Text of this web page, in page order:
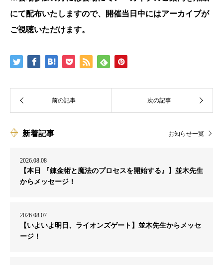
にて配布いたしますので、開催当日中にはアーカイブが
ご視聴いただけます。
新着記事 お知らせ一覧
2026.08.08
【本日 『錬金術と魔法のプロセスを開始する』】並木先生
からメッセージ！
2026.08.07
【いよいよ明日、ライオンズゲート】並木先生からメッセ
ージ！